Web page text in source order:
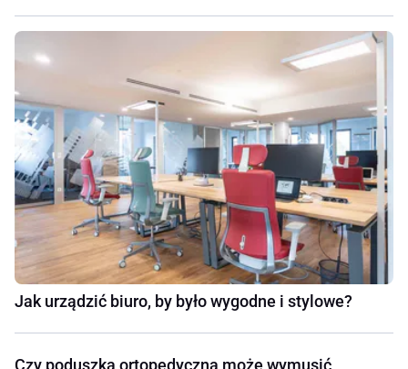
Jak urządzić biuro, by było wygodne i stylowe?